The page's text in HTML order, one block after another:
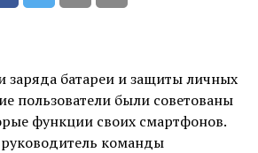
заряда батареи и защиты личных
пользователи были советованы
функции своих смартфонов.
команды